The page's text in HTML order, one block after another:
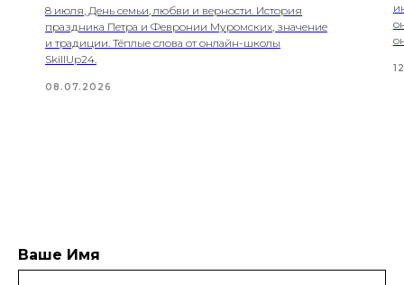
8 июля, День семьи, любви и верности. История
праздника Петра и Февронии Муромских, значение
и традиции. Тёплые слова от онлайн-школы
SkillUp24.
08.07.2026
Ваше Имя